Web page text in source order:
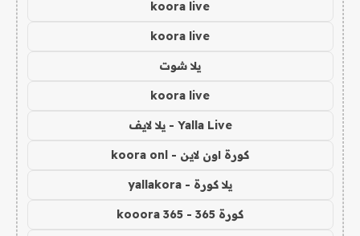
koora live
koora live
يلا شوت
koora live
Yalla Live - يلا لايف
كورة اون لاين - koora onl
يلا كورة - yallakora
كورة 365 - kooora 365